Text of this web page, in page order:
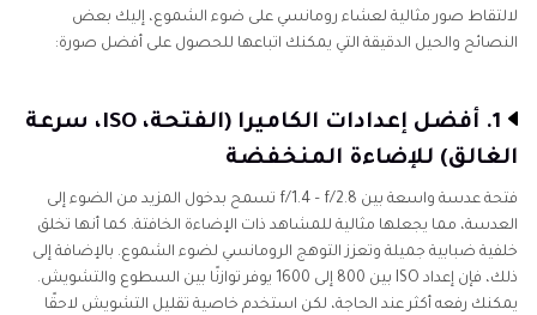
لالتقاط صور مثالية لعشاء رومانسي على ضوء الشموع، إليك بعض
النصائح والحيل الدقيقة التي يمكنك اتباعها للحصول على أفضل صورة:
1. أفضل إعدادات الكاميرا (الفتحة، ISO، سرعة
الغالق) للإضاءة المنخفضة
فتحة عدسة واسعة بين f/1.4 – f/2.8 تسمح بدخول المزيد من الضوء إلى
العدسة، مما يجعلها مثالية للمشاهد ذات الإضاءة الخافتة. كما أنها تخلق
خلفية ضبابية جميلة وتعزز التوهج الرومانسي لضوء الشموع. بالإضافة إلى
ذلك، فإن إعداد ISO بين 800 إلى 1600 يوفر توازنًا بين السطوع والتشويش.
يمكنك رفعه أكثر عند الحاجة، لكن استخدم خاصية تقليل التشويش لاحقًا